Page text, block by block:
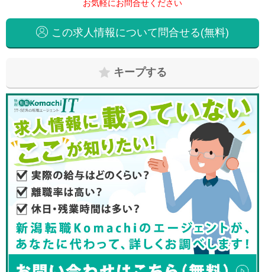
お気軽にお問合せください
この求人情報について問合せる(無料)
キープする